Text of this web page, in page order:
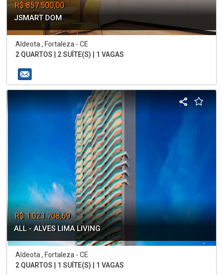
R$ 857.500,00
JSMART DOM
Aldeota , Fortaleza - CE
2 QUARTOS | 2 SUÍTE(S) | 1 VAGAS
R$ 1.023.708,69
ALL - ALVES LIMA LIVING
Aldeota , Fortaleza - CE
2 QUARTOS | 1 SUÍTE(S) | 1 VAGAS